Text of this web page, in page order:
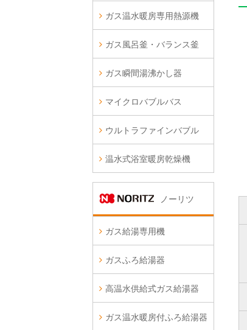
ガス温水暖房専用熱源機
ガス風呂釜・バランス釜
ガス瞬間湯沸かし器
マイクロバブルバス
ウルトラファインバブル
温水式浴室暖房乾燥機
ノーリツ
ガス給湯専用機
ガスふろ給湯器
高温水供給式ガス給湯器
ガス温水暖房付ふろ給湯器